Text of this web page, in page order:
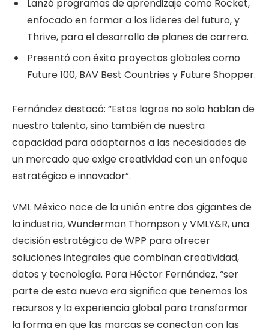
Lanzó programas de aprendizaje como Rocket,
enfocado en formar a los líderes del futuro, y
Thrive, para el desarrollo de planes de carrera.
Presentó con éxito proyectos globales como
Future 100, BAV Best Countries y Future Shopper.
Fernández destacó: “Estos logros no solo hablan de
nuestro talento, sino también de nuestra
capacidad para adaptarnos a las necesidades de
un mercado que exige creatividad con un enfoque
estratégico e innovador”.
VML México nace de la unión entre dos gigantes de
la industria, Wunderman Thompson y VMLY&R, una
decisión estratégica de WPP para ofrecer
soluciones integrales que combinan creatividad,
datos y tecnología. Para Héctor Fernández, “ser
parte de esta nueva era significa que tenemos los
recursos y la experiencia global para transformar
la forma en que las marcas se conectan con las